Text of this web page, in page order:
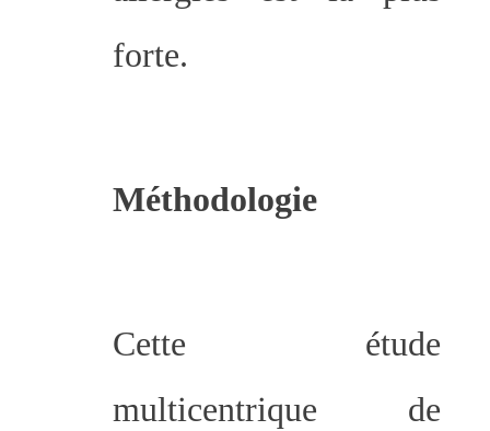
forte.
Méthodologie
Cette étude
multicentrique de